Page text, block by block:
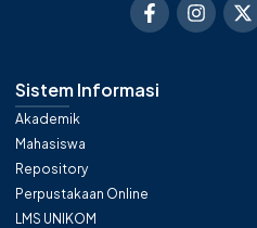
Sistem Informasi
Akademik
Mahasiswa
Repository
Perpustakaan Online
LMS UNIKOM